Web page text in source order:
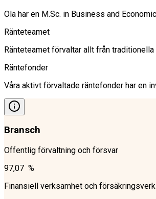
Ola har en M.Sc. in Business and
Ränteteamet
Ränteteamet förvaltar allt från
Räntefonder
Våra aktivt förvaltade räntefonder har en
Bransch
Offentlig förvaltning och försvar
97,07 %
Finansiell verksamhet och